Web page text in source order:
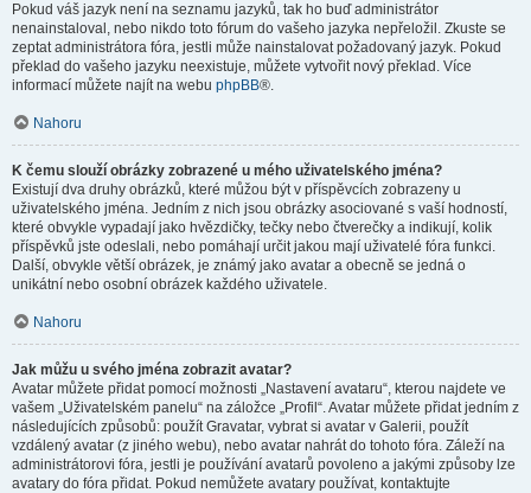
Pokud váš jazyk není na seznamu jazyků, tak ho buď administrátor
nenainstaloval, nebo nikdo toto fórum do vašeho jazyka nepřeložil. Zkuste se
zeptat administrátora fóra, jestli může nainstalovat požadovaný jazyk. Pokud
překlad do vašeho jazyku neexistuje, můžete vytvořit nový překlad. Více
informací můžete najít na webu phpBB®.
Nahoru
K čemu slouží obrázky zobrazené u mého uživatelského jména?
Existují dva druhy obrázků, které můžou být v příspěvcích zobrazeny u
uživatelského jména. Jedním z nich jsou obrázky asociované s vaší hodností,
které obvykle vypadají jako hvězdičky, tečky nebo čtverečky a indikují, kolik
příspěvků jste odeslali, nebo pomáhají určit jakou mají uživatelé fóra funkci.
Další, obvykle větší obrázek, je známý jako avatar a obecně se jedná o
unikátní nebo osobní obrázek každého uživatele.
Nahoru
Jak můžu u svého jména zobrazit avatar?
Avatar můžete přidat pomocí možnosti „Nastavení avataru“, kterou najdete ve
vašem „Uživatelském panelu“ na záložce „Profil“. Avatar můžete přidat jedním z
následujících způsobů: použít Gravatar, vybrat si avatar v Galerii, použít
vzdálený avatar (z jiného webu), nebo avatar nahrát do tohoto fóra. Záleží na
administrátorovi fóra, jestli je používání avatarů povoleno a jakými způsoby lze
avatary do fóra přidat. Pokud nemůžete avatary používat, kontaktujte